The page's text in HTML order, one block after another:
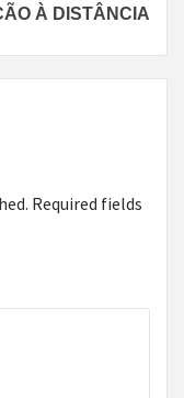
À DISTÂNCIA
Required fields